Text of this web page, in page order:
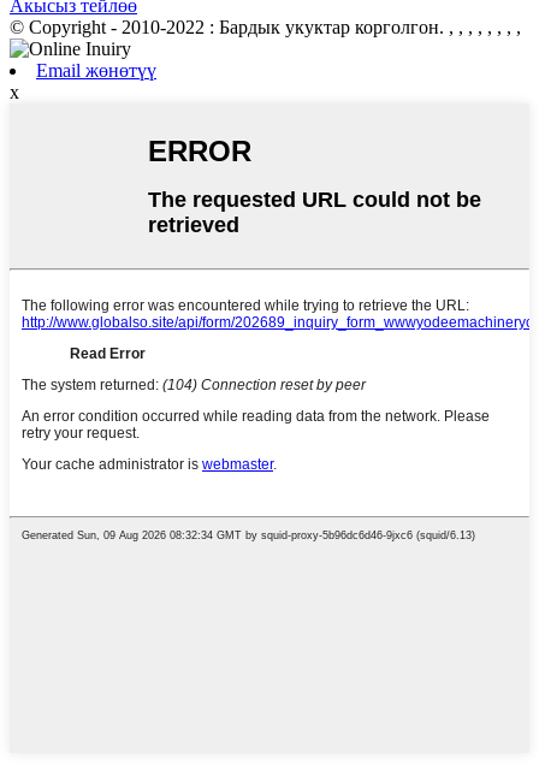
Акысыз тейлөө
© Copyright - 2010-2022 : Бардык укуктар корголгон. , , , , , , , ,
Email жөнөтүү
x